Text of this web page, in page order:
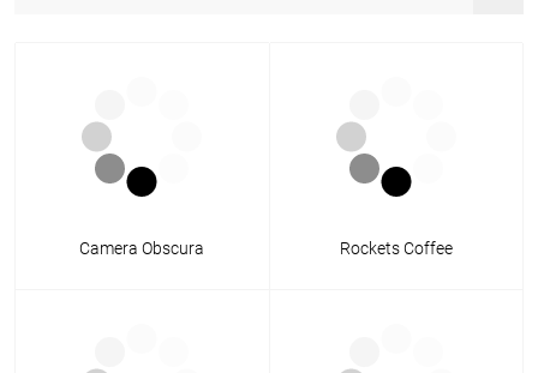
Camera Obscura Rockets Coffee